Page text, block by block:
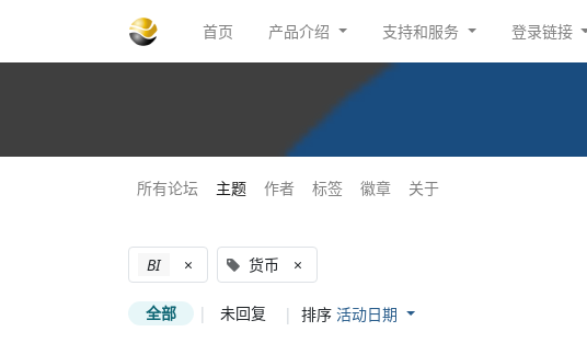
首页 产品介绍 支持和服务 登录链接
所有论坛 主题 作者 标签 徽章 关于
BI × 货币 ×
全部 | 未回复 | 排序 活动日期